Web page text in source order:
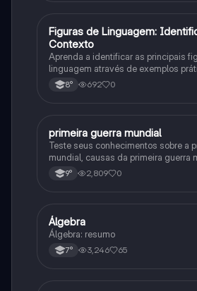
FPortuguês
Figuras de Linguagem:
Contexto
Aprenda a identificar as principais
linguagem através de exemplos
8° 692 0
História
primeira guerra mundial
Teste seus conhecimentos sobre a
mundial, causas da primeira guerra
consequências da Primeira Guerra
primeira guerra mundial
9° 2,809 0
Matematica
Álgebra
Álgebra: resumo
7° 3,246 65